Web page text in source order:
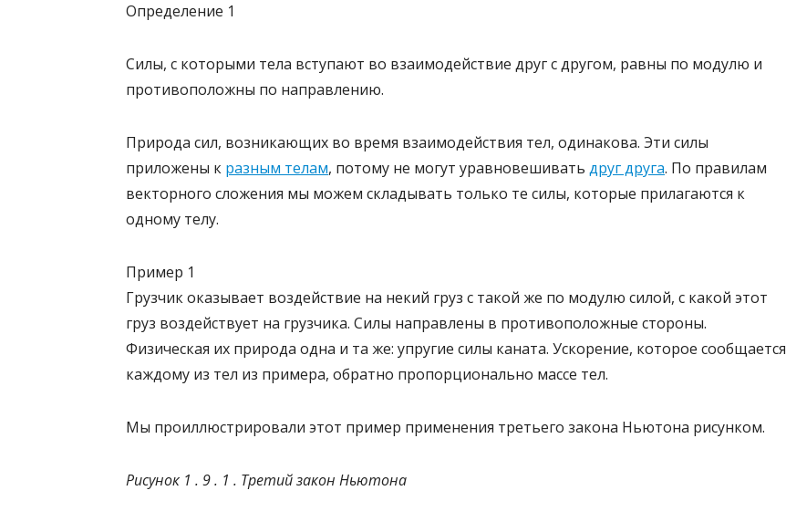
Определение 1
Силы, с которыми тела вступают во взаимодействие друг с другом, равны по модулю и
противоположны по направлению.
Природа сил, возникающих во время взаимодействия тел, одинакова. Эти силы
приложены к разным телам, потому не могут уравновешивать друг друга. По правилам
векторного сложения мы можем складывать только те силы, которые прилагаются к
одному телу.
Пример 1
Грузчик оказывает воздействие на некий груз с такой же по модулю силой, с какой этот
груз воздействует на грузчика. Силы направлены в противоположные стороны.
Физическая их природа одна и та же: упругие силы каната. Ускорение, которое сообщается
каждому из тел из примера, обратно пропорционально массе тел.
Мы проиллюстрировали этот пример применения третьего закона Ньютона рисунком.
Рисунок 1 . 9 . 1 . Третий закон Ньютона